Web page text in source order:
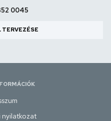
0045
TERVEZÉSE
nyilatkozat